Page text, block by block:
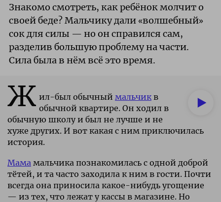
Знакомо смотреть, как ребёнок молчит о
своей беде? Мальчику дали «волшебный»
сок для силы — но он справился сам,
разделив большую проблему на части.
Сила была в нём всё это время.
Ж ил-был обычный мальчикв
обычной квартире. Он ходил в
обычную школу и был не лучше и не
хуже других. И вот какая с ним приключилась
история.
Мама мальчика познакомилась с одной доброй
тётей, и та часто заходила к ним в гости. Почти
всегда она приносила какое-нибудь угощение
— из тех, что лежат у кассы в магазине. Но